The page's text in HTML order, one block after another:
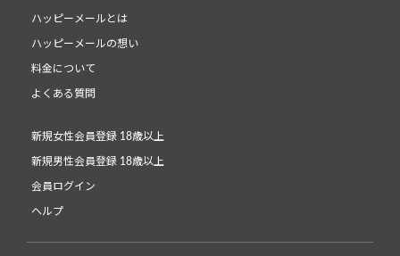
ハッピーメールとは
ハッピーメールの想い
料金について
よくある質問
新規女性会員登録 18歳以上
新規男性会員登録 18歳以上
会員ログイン
ヘルプ